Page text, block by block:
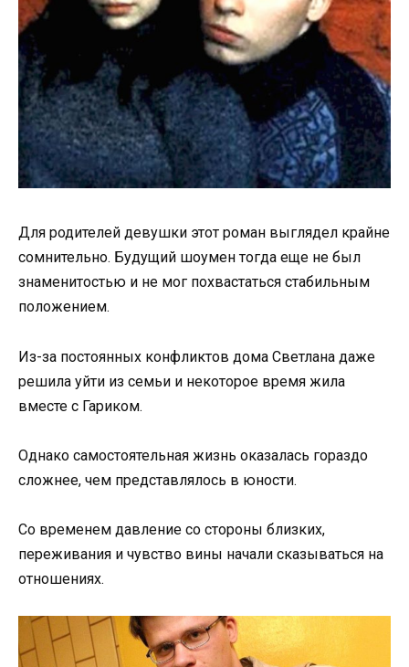
Для родителей девушки этот роман выглядел крайне
сомнительно. Будущий шоумен тогда еще не был
знаменитостью и не мог похвастаться стабильным
положением.
Из-за постоянных конфликтов дома Светлана даже
решила уйти из семьи и некоторое время жила
вместе с Гариком.
Однако самостоятельная жизнь оказалась гораздо
сложнее, чем представлялось в юности.
Со временем давление со стороны близких,
переживания и чувство вины начали сказываться на
отношениях.